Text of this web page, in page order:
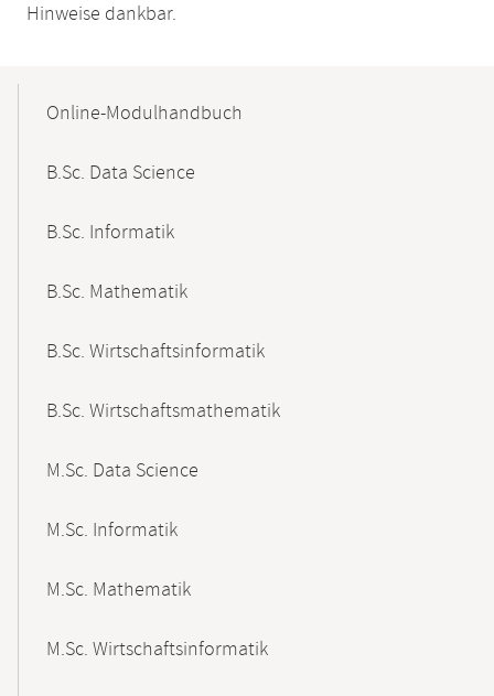
Hinweise dankbar.
NavigationOnline-Modulhandbuch
B.Sc. Data Science
B.Sc. Informatik
B.Sc. Mathematik
B.Sc. Wirtschaftsinformatik
B.Sc. Wirtschaftsmathematik
M.Sc. Data Science
M.Sc. Informatik
M.Sc. Mathematik
M.Sc. Wirtschaftsinformatik